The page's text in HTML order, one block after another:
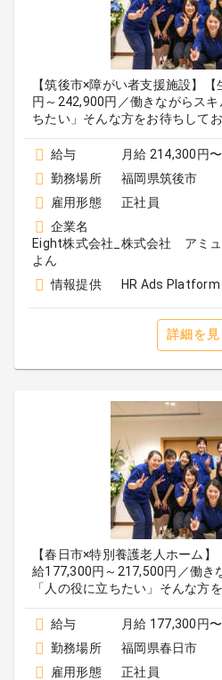
【筑後市×障がい者支援施設】
円～242,900円／働きながらス
ちたい」そんな方をお待ちして
給与
月給 214,300円〜
勤務場所
福岡県筑後市
雇用形態
正社員
企業名
Eight株式会社_株式会社 アミ
よん
情報提供
HR Ads Platform
詳細を見
【春日市×特別養護老人ホーム
給177,300円～217,500円／働き
「人の役に立ちたい」そんな方
給与
月給 177,300円〜
勤務場所
福岡県春日市
雇用形態
正社員